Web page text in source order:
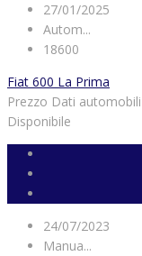
27/01/2025
Autom...
18600
Fiat 600 La Prima
Prezzo Dati automobili
Disponibile
24/07/2023
Manua...